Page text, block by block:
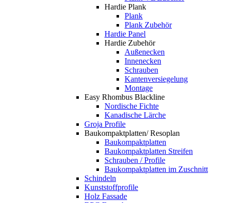
Hardie Plank
Plank
Plank Zubehör
Hardie Panel
Hardie Zubehör
Außenecken
Innenecken
Schrauben
Kantenversiegelung
Montage
Easy Rhombus Blackline
Nordische Fichte
Kanadische Lärche
Groja Profile
Baukompaktplatten/ Resoplan
Baukompaktplatten
Baukompaktplatten Streifen
Schrauben / Profile
Baukompaktplatten im Zuschnitt
Schindeln
Kunststoffprofile
Holz Fassade